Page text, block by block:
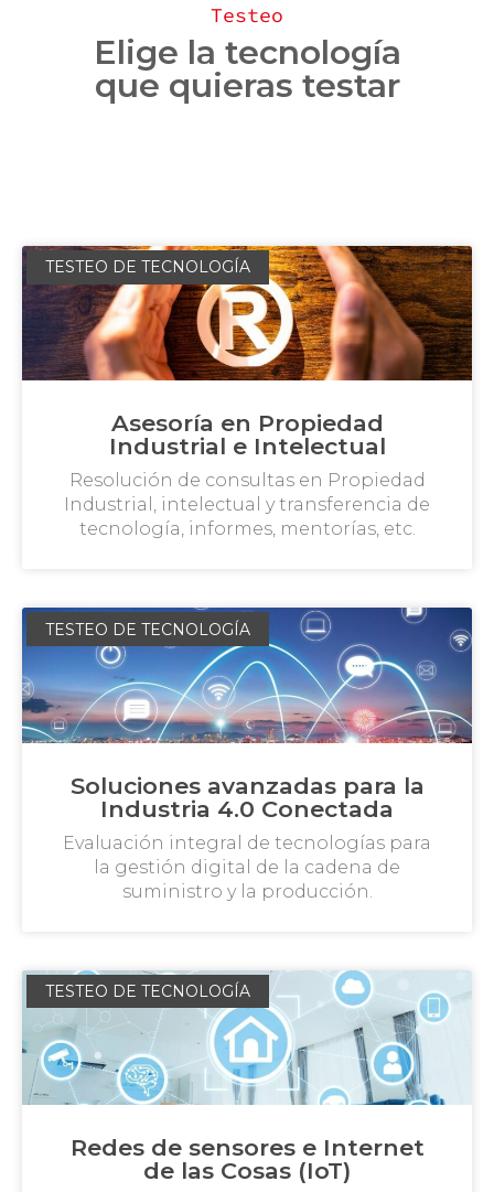
Testeo
Elige la tecnología
que quieras testar
TESTEO DE TECNOLOGÍA
Asesoría en Propiedad
Industrial e Intelectual
Resolución de consultas en Propiedad
Industrial, intelectual y transferencia de
tecnología, informes, mentorías, etc.
TESTEO DE TECNOLOGÍA
Soluciones avanzadas para la
Industria 4.0 Conectada
Evaluación integral de tecnologías para
la gestión digital de la cadena de
suministro y la producción.
TESTEO DE TECNOLOGÍA
Redes de sensores e Internet
de las Cosas (IoT)